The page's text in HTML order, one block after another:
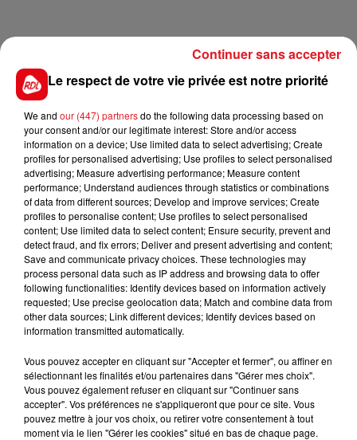
Le respect de votre vie privée est notre priorité
We and our (447) partnersdo the following data processing based on
your consent and/or our legitimate interest: Store and/or access
information on a device; Use limited data to select advertising; Create
profiles for personalised advertising; Use profiles to select personalised
advertising; Measure advertising performance; Measure content
performance; Understand audiences through statistics or combinations
of data from different sources; Develop and improve services; Create
profiles to personalise content; Use profiles to select personalised
content; Use limited data to select content; Ensure security, prevent and
detect fraud, and fix errors; Deliver and present advertising and content;
Save and communicate privacy choices. These technologies may
process personal data such as IP address and browsing data to offer
following functionalities: Identify devices based on information actively
requested; Use precise geolocation data; Match and combine data from
other data sources; Link different devices; Identify devices based on
information transmitted automatically.
Vous pouvez accepter en cliquant sur "Accepter et fermer", ou affiner en
sélectionnant les finalités et/ou partenaires dans "Gérer mes choix".
Vous pouvez également refuser en cliquant sur "Continuer sans
accepter". Vos préférences ne s'appliqueront que pour ce site. Vous
pouvez mettre à jour vos choix, ou retirer votre consentement à tout
moment via le lien "Gérer les cookies" situé en bas de chaque page.
Continuer sans accepter